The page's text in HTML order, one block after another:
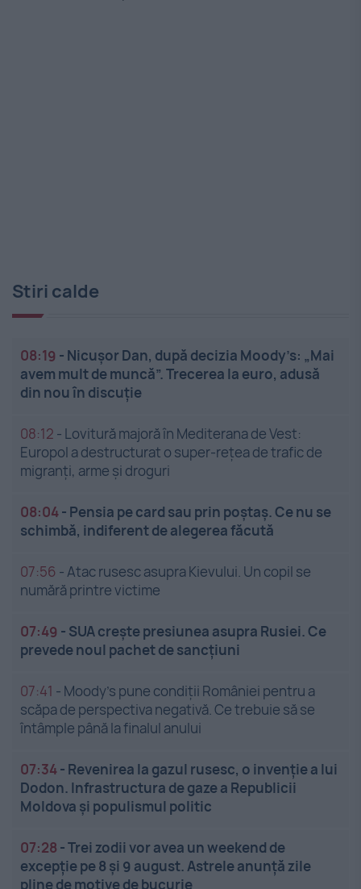
Stiri calde
08:19 - Nicușor Dan, după decizia Moody’s: „Mai
avem mult de muncă”. Trecerea la euro, adusă
din nou în discuție
08:12 - Lovitură majoră în Mediterana de Vest:
Europol a destructurat o super-rețea de trafic de
migranți, arme și droguri
08:04- Pensia pe card sau prin poștaș. Ce nu se
schimbă, indiferent de alegerea făcută
07:56 -Atac rusesc asupra Kievului. Un copil se
numără printre victime
07:49 - SUA crește presiunea asupra Rusiei. Ce
prevede noul pachet de sancțiuni
07:41 - Moody’s pune condiții României pentru a
scăpa de perspectiva negativă. Ce trebuie să se
întâmple până la finalul anului
07:34- Revenirea la gazul rusesc, o invenție a lui
Dodon. Infrastructura de gaze a Republicii
Moldova și populismul politic
07:28 -Trei zodii vor avea un weekend de
excepție pe 8 și 9 august. Astrele anunță zile
pline de motive de bucurie